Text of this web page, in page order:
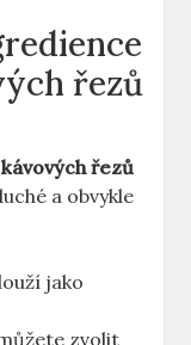
řezů
kávových řezů
a obvykle
jako
zvolit